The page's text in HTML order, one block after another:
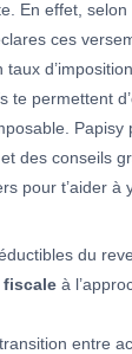
En effet,
ces
taux
te permettent
Papisy
des conseils
pour t’aider à
du
à
entre